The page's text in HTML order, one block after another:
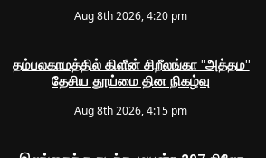
Aug 8th 2026, 4:20 pm
தம்பலகாமத்தில் கிளீன் சிறீலங்கா "அத்தம"
தேசிய தூய்மை தின நிகழ்வு
Aug 8th 2026, 4:15 pm